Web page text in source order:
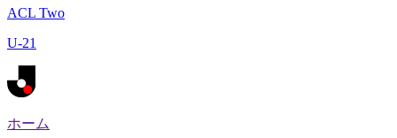
ACL Two
U-21
ホーム